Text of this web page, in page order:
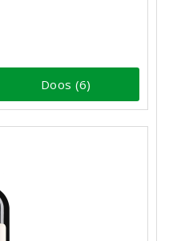
Doos (6)